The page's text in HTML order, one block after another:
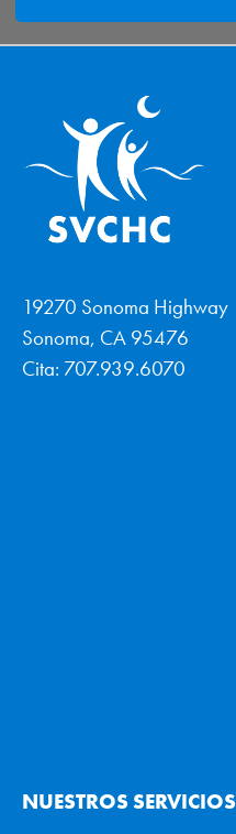
19270 Sonoma Highway
Sonoma, CA 95476
Cita: 707.939.6070
NUESTROS SERVICIOS